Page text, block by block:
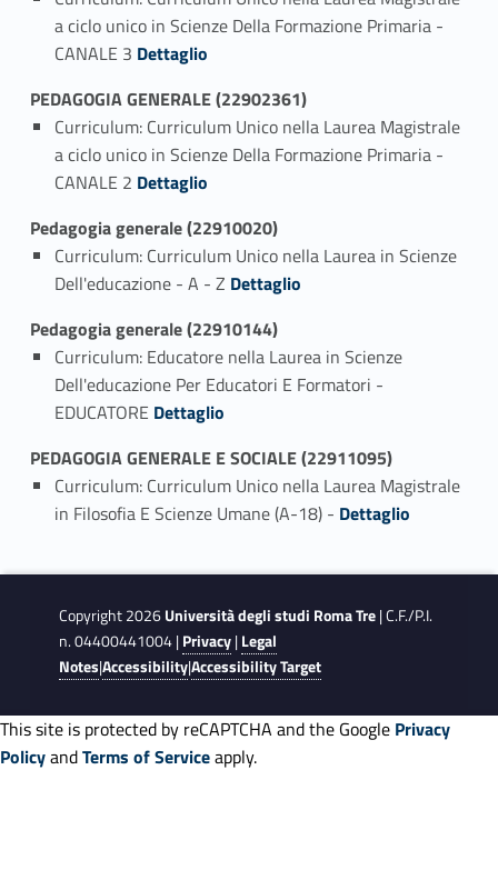
a ciclo unico in Scienze Della Formazione Primaria -
CANALE 3 Link identifier #identifier_person_50819-1
Dettaglio
PEDAGOGIA GENERALE (22902361)
Curriculum: Curriculum Unico nella Laurea Magistrale
a ciclo unico in Scienze Della Formazione Primaria -
CANALE 2 Link identifier #identifier_person_109342-1
Dettaglio
Pedagogia generale (22910020)
Curriculum: Curriculum Unico nella Laurea in Scienze
Dell'educazione - A - Z Link identifier #identifier_person_32473-1
Dettaglio
Pedagogia generale (22910144)
Curriculum: Educatore nella Laurea in Scienze
Dell'educazione Per Educatori E Formatori -
EDUCATORE Link identifier #identifier_person_56569-1
Dettaglio
PEDAGOGIA GENERALE E SOCIALE (22911095)
Curriculum: Curriculum Unico nella Laurea Magistrale
in Filosofia E Scienze Umane (A-18) - Link identifier #identifier_person_84755-1
Dettaglio
Copyright 2026Università degli studi Roma Tre| C.F./P.I.
n. 04400441004 |Privacy|Legal
Notes|Accessibility|Accessibility Target
This site is protected by reCAPTCHA and the Google Privacy
PolicyandTerms of Serviceapply.